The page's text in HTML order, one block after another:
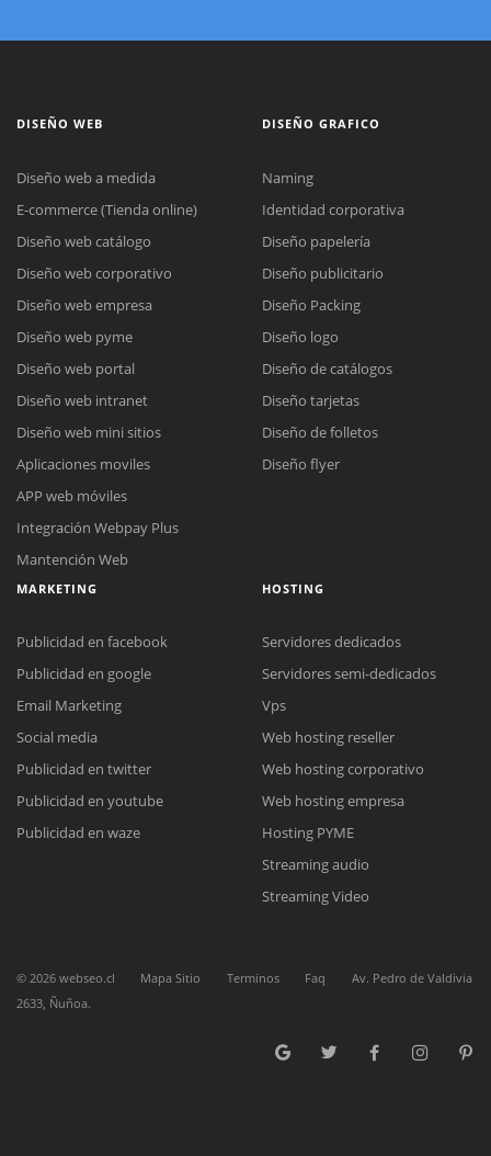
Reunión online
Nuestros ejecutivos le enviarán un correo electrónico con el enlace a
Meet para la reunión online.
Cotización
Complete el formulario y nos contactaremos a la brevedad.
Chat Online
para enviarnos un correo electrónico con sus datos personales.
DISEÑO WEB
Diseño web a medida
E-commerce (Tienda online)
Diseño web catálogo
Diseño web corporativo
Diseño web empresa
Diseño web pyme
Diseño web portal
Diseño web intranet
Diseño web mini sitios
Aplicaciones moviles
APP web móviles
Integración Webpay Plus
Mantención Web
DISEÑO GRAFICO
Naming
Identidad corporativa
Diseño papelería
Diseño publicitario
Diseño Packing
Diseño logo
Diseño de catálogos
Diseño tarjetas
Diseño de folletos
Diseño flyer
MARKETING
Publicidad en facebook
Publicidad en google
Email Marketing
Social media
Publicidad en twitter
Publicidad en youtube
Publicidad en waze
HOSTING
Servidores dedicados
Servidores semi-dedicados
Vps
Web hosting reseller
Web hosting corporativo
Web hosting empresa
Hosting PYME
Streaming audio
Streaming Video
© 2026 webseo.cl Mapa Sitio Terminos Faq
Av. Pedro de Valdivia
2633, Ñuñoa.